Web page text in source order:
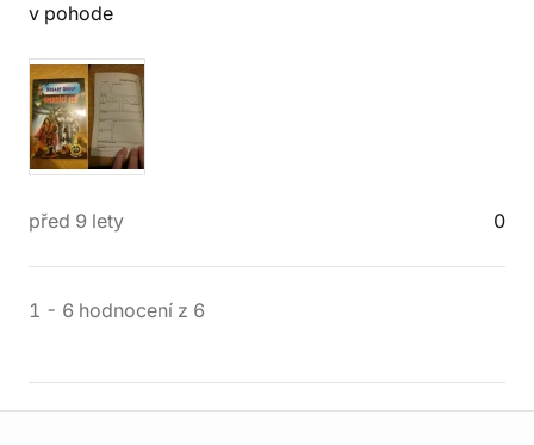
v pohode
před 9 lety 0
1 - 6 hodnocení z 6